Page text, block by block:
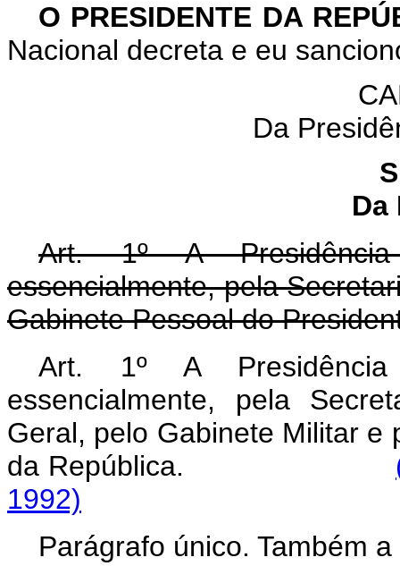
O PRESIDENTE DA
Nacional decreta e eu
Da
Da
Art. 1º A
essencialmente, pela
Gabinete Pessoal do
Art. 1º A
essencialmente, pela
Geral, pelo Gabinete Militar e
da República.
1992)
Parágrafo único. Também